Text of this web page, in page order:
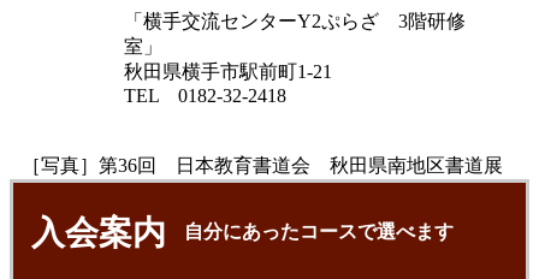
「横手交流センターY2ぷらざ 3階研修
室」
秋田県横手市駅前町1-21
TEL 0182-32-2418
［写真］第36回 日本教育書道会 秋田県南地区書道展
入会案内 自分にあったコースで選べます